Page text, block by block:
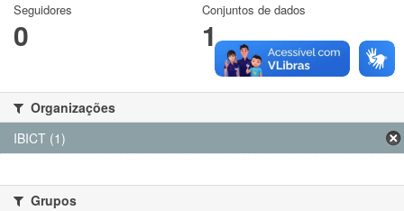
Seguidores
0
Conjuntos de dados
1
Organizações
IBICT (1)
Grupos